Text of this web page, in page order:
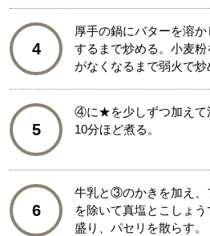
4
厚手の鍋にバターを溶
するまで炒める。小麦
がなくなるまで弱火で炒
5
④に★を少しずつ加えて
10分ほど煮る。
6
牛乳と③のかきを加え、
を除いて真塩とこしょ
盛り、パセリを散らす。